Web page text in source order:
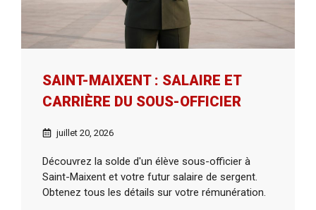
SAINT-MAIXENT : SALAIRE ET
CARRIÈRE DU SOUS-OFFICIER
juillet 20, 2026
Découvrez la solde d'un élève sous-officier à
Saint-Maixent et votre futur salaire de sergent.
Obtenez tous les détails sur votre rémunération.